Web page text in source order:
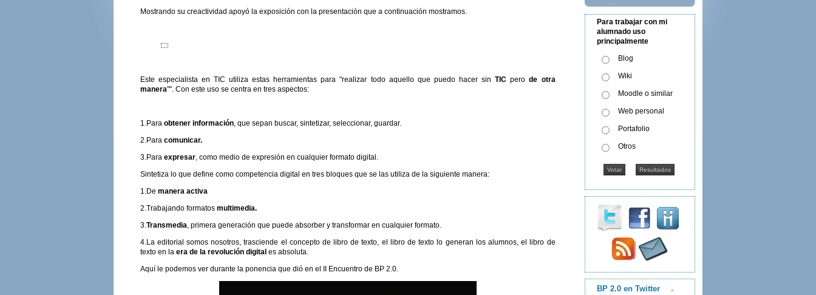
Mostrando su creactividad apoyó la exposición con la presentación que a continuación mostramos.
Este especialista en TIC utiliza estas herramientas para "realizar todo aquello que puedo hacer sinTIC perode otra
manera"". Con este uso se centra en tres aspectos:
1.Para obtener información, que sepan buscar, sintetizar, seleccionar, guardar.
2.Para comunicar.
3.Para expresar, como medio de expresión en cualquier formato digital.
Sintetiza lo que define como competencia digital en tres bloques que se las utiliza de la siguiente manera:
1.De manera activa
2.Trabajando formatos multimedia.
3.Transmedia, primera generación que puede absorber y transformar en cualquier formato.
4.La editorial somos nosotros, trasciende el concepto de libro de texto, el libro de texto lo generan los alumnos, el libro de
texto en la era de la revolución digital es absoluta.
Aquí le podemos ver durante la ponencia que dió en el II Encuentro de BP 2.0.
Para trabajar con mi
alumnado uso
principalmente
Blog
Wiki
Moodle o similar
Web personal
Portafolio
Otros
BP 2.0 en Twitter